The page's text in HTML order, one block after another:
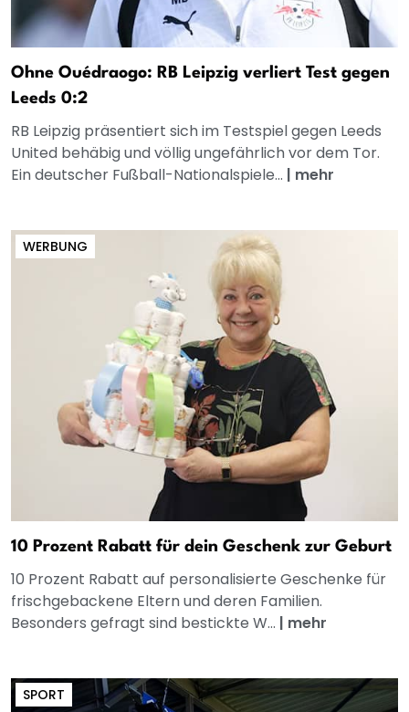
Ohne Ouédraogo: RB Leipzig verliert Test gegen
Leeds 0:2
RB Leipzig präsentiert sich im Testspiel gegen Leeds
United behäbig und völlig ungefährlich vor dem Tor.
Ein deutscher Fußball-Nationalspiele... | mehr
WERBUNG
10 Prozent Rabatt für dein Geschenk zur Geburt
10 Prozent Rabatt auf personalisierte Geschenke für
frischgebackene Eltern und deren Familien.
Besonders gefragt sind bestickte W... | mehr
SPORT